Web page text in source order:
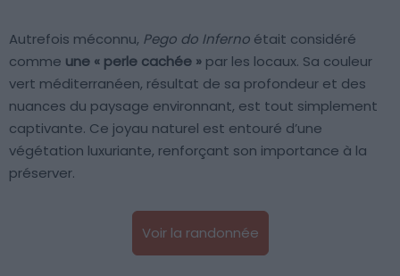
Autrefois méconnu, Pego do Inferno était considéré
comme une « perle cachée » par les locaux. Sa couleur
vert méditerranéen, résultat de sa profondeur et des
nuances du paysage environnant, est tout simplement
captivante. Ce joyau naturel est entouré d’une
végétation luxuriante, renforçant son importance à la
préserver.
Voir la randonnée